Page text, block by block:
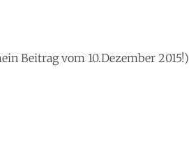
Beitrag vom 10.Dezember 2015!)